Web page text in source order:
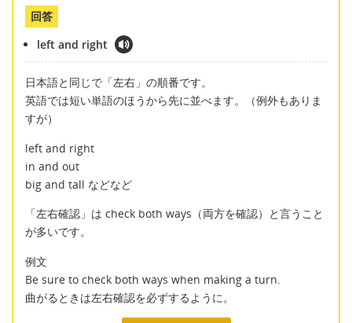
回答
left and right
日本語と同じで「左右」の順番です。
英語では短い単語のほうから先に並べます。（例外もありま
すが）
left and right
in and out
big and tall などなど
「左右確認」は check both ways（両方を確認）と言うこと
が多いです。
例文
Be sure to check both ways when making a turn.
曲がるときは左右確認を必ずするように。